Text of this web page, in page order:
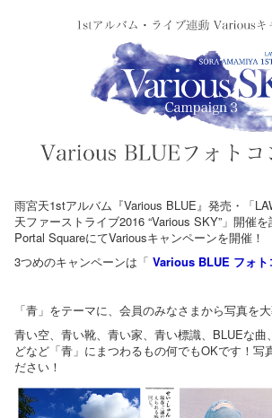
雨宮天1stアルバム『Various BLUE』発売・「
天ファーストライブ2016 “Various SKY”」開催
Portal SquareにてVariousキャンペーンを開催！
3つめのキャンペーンは「 Various BLUE フォト
「青」をテーマに、会員のみなさまから写真を
青い空、青い靴、青い家、青い標識、BLUEな曲
どなど「青」にまつわるもの何でもOKです！写
ださい！